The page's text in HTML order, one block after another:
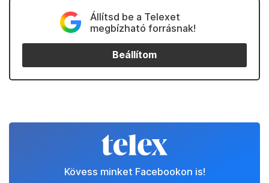
Állítsd be a Telexet
megbízható forrásnak!
Beállítom
Kövess minket Facebookon is!